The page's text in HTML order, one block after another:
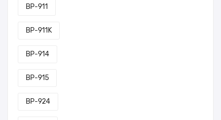
BP-911
BP-911K
BP-914
BP-915
BP-924